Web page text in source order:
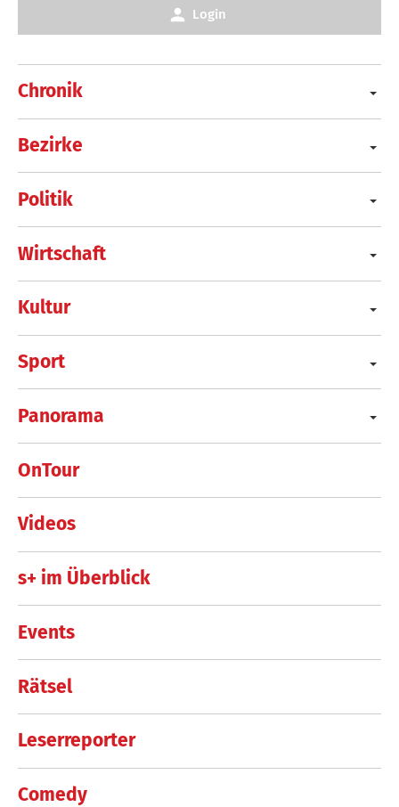
Chronik
Bezirke
Politik
Wirtschaft
Kultur
Sport
Panorama
OnTour
Videos
s+ im Überblick
Events
Rätsel
Leserreporter
Comedy
Login